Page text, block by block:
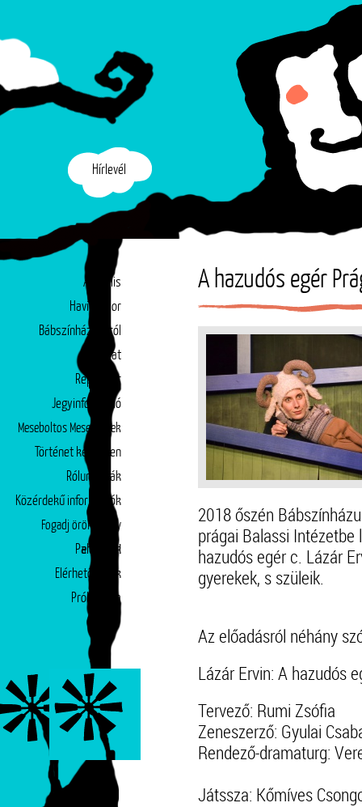
Hírlevél
Aktuális
Havi műsor
Bábszínházunkról
Társulat
Repertoár
Jegyinformáció
Meseboltos Mesepéntek
Történet képekben
Rólunk írták
Közérdekű információk
Fogadj örökbe egy
előadást!
Partnerek
Elérhetőségek
Próbatábla
A hazudós egér
2018 őszén
prágai Balassi
hazudós egér c. Lázár
gyerekek, s szüleik.
Az előadásról néhány
Lázár Ervin: A hazudós
Tervező: Rumi Zsófia
Zeneszerző: Gyulai
Rendező-dramaturg:
Játssza: Kőmíves